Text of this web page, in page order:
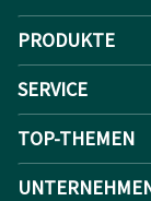
PRODUKTE
SERVICE
TOP-THEMEN